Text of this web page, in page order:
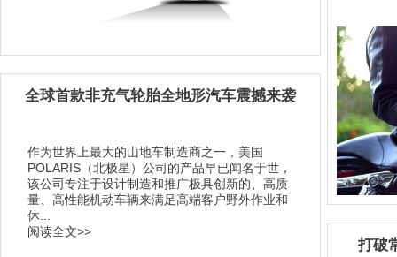
全球首款非充气轮胎全地形汽车震撼来袭
作为世界上最大的山地车制造商之一，美国
POLARIS（北极星）公司的产品早已闻名于世，
该公司专注于设计制造和推广极具创新的、高质
量、高性能机动车辆来满足高端客户野外作业和
休...
阅读全文>>
打破